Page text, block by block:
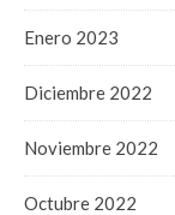
Enero 2023
Diciembre 2022
Noviembre 2022
Octubre 2022